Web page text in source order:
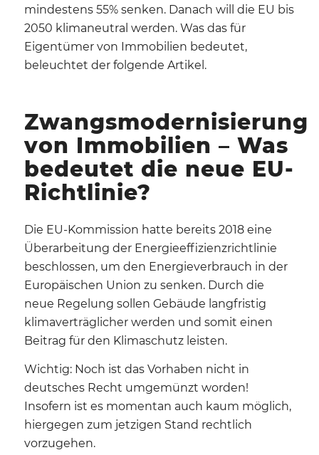
mindestens 55% senken. Danach will die EU bis
2050 klimaneutral werden. Was das für
Eigentümer von Immobilien bedeutet,
beleuchtet der folgende Artikel.
Zwangsmodernisierung
von Immobilien – Was
bedeutet die neue EU-
Richtlinie?
Die EU-Kommission hatte bereits 2018 eine
Überarbeitung der Energieeffizienzrichtlinie
beschlossen, um den Energieverbrauch in der
Europäischen Union zu senken. Durch die
neue Regelung sollen Gebäude langfristig
klimaverträglicher werden und somit einen
Beitrag für den Klimaschutz leisten.
Wichtig: Noch ist das Vorhaben nicht in
deutsches Recht umgemünzt worden!
Insofern ist es momentan auch kaum möglich,
hiergegen zum jetzigen Stand rechtlich
vorzugehen.